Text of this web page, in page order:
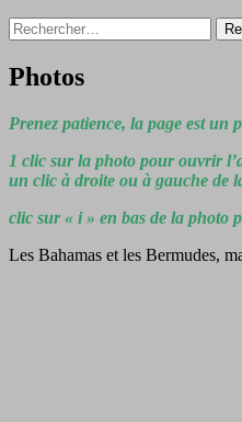
Rechercher :
Photos
Prenez patience, la page est un
1 clic sur la photo pour ouvrir
un clic à droite ou à gauche de
clic sur « i » en bas de la photo
Les Bahamas et les Bermudes,